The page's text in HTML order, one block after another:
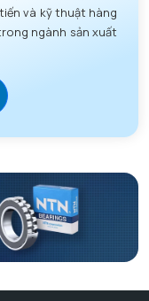
và kỹ thuật hàng
ngành sản xuất